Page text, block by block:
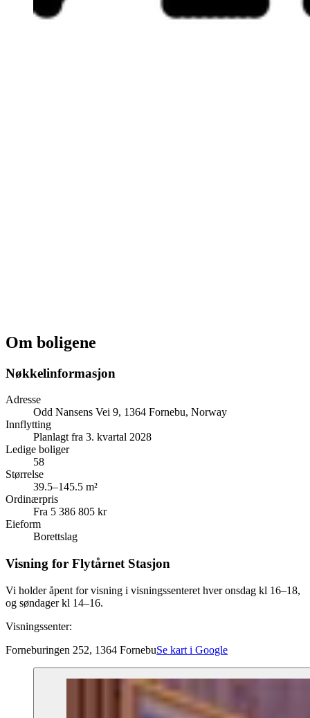
Om boligene
Nøkkelinformasjon
Adresse
Odd Nansens Vei 9, 1364 Fornebu, Norway
Innflytting
Planlagt fra 3. kvartal 2028
Ledige boliger
58
Størrelse
39.5–145.5 m²
Ordinærpris
Fra 5 386 805 kr
Eieform
Borettslag
Visning for Flytårnet Stasjon
Vi holder åpent for visning i visningssenteret hver onsdag kl 16–18,
og søndager kl 14–16.
Visningssenter:
Forneburingen 252, 1364 FornebuSe kart i Google